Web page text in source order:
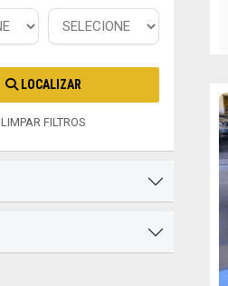
LOCALIZAR
LIMPAR FILTROS